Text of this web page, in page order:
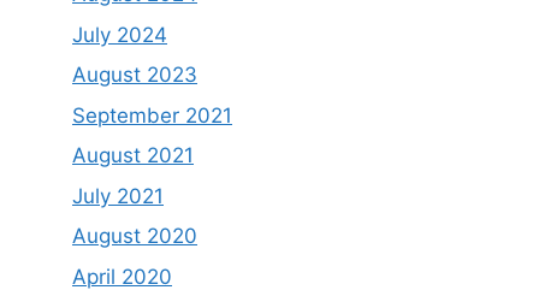
July 2024
August 2023
September 2021
August 2021
July 2021
August 2020
April 2020